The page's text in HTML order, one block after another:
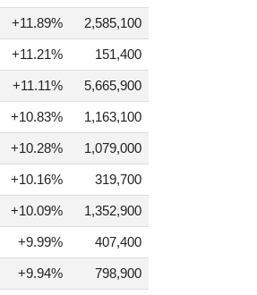
+11.89% 2,585,100
+11.21% 151,400
+11.11% 5,665,900
+10.83% 1,163,100
+10.28% 1,079,000
+10.16% 319,700
+10.09% 1,352,900
+9.99% 407,400
+9.94% 798,900